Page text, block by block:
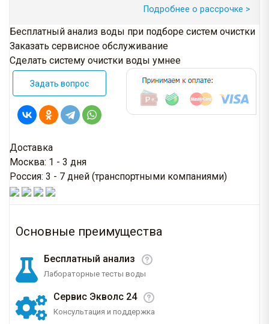
Подробнее о рассрочке >
Бесплатный анализ воды при подборе систем очистки
Заказать сервисное обслуживание
Сделать систему очистки воды умнее
Задать вопрос
Доставка
Москва: 1 - 3 дня
Россия: 3 - 7 дней (транспортными компаниями)
Основные преимущества
Бесплатный анализ
Лабораторные тесты воды
Сервис Экволс 24
Консультация и поддержка